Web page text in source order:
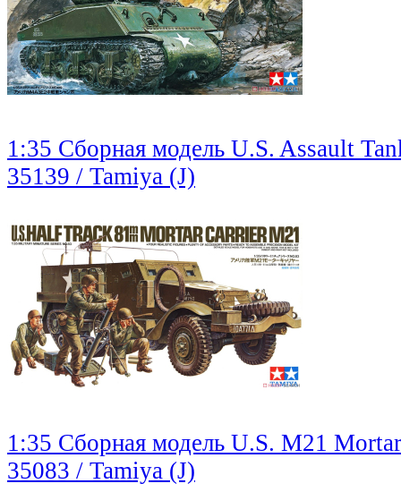
1:35 Сборная модель U.S. Assault
35139 / Tamiya (J)
1:35 Сборная модель U.S. M21
35083 / Tamiya (J)